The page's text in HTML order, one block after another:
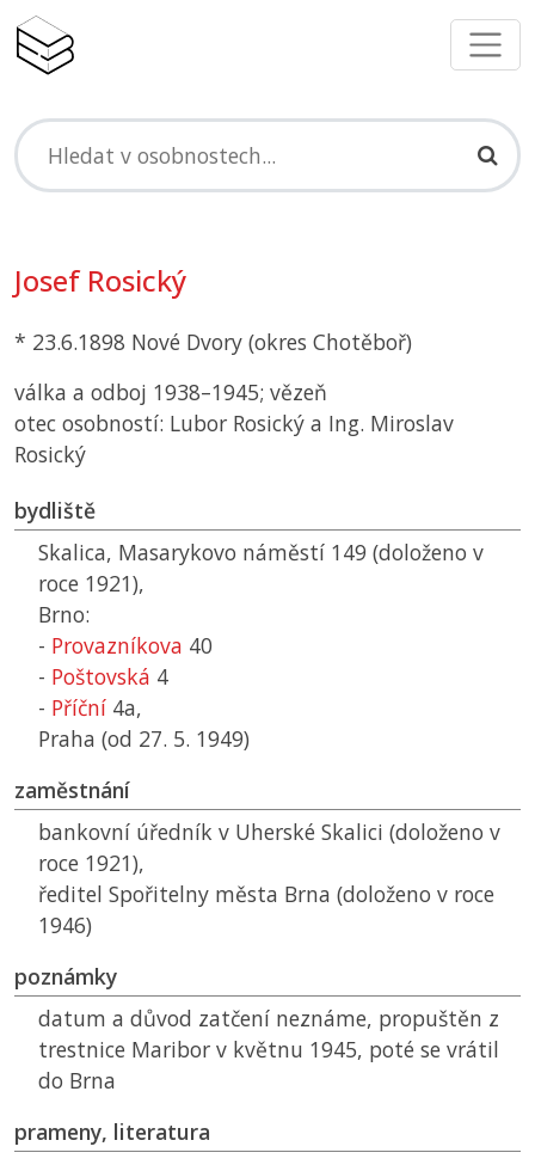
Josef Rosický
* 23.6.1898 Nové Dvory (okres Chotěboř)
válka a odboj 1938–1945; vězeň
otec osobností: Lubor Rosický a Ing. Miroslav
Rosický
bydliště
Skalica, Masarykovo náměstí 149 (doloženo v
roce 1921),
Brno:
- Provazníkova 40
- Poštovská 4
- Příční 4a,
Praha (od 27. 5. 1949)
zaměstnání
bankovní úředník v Uherské Skalici (doloženo v
roce 1921),
ředitel Spořitelny města Brna (doloženo v roce
1946)
poznámky
datum a důvod zatčení neznáme, propuštěn z
trestnice Maribor v květnu 1945, poté se vrátil
do Brna
prameny, literatura